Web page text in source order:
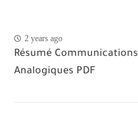
2 years ago
Résumé Communications
Analogiques PDF